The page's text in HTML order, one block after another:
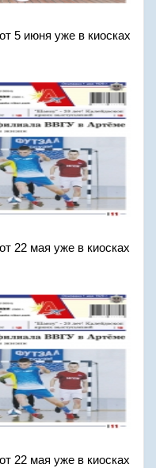
5 июня уже в киосках
22 мая уже в киосках
22 мая уже в киосках